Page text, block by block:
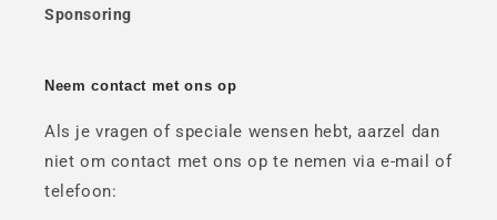
Sponsoring
Neem contact met ons op
Als je vragen of speciale wensen hebt, aarzel dan
niet om contact met ons op te nemen via e-mail of
telefoon: